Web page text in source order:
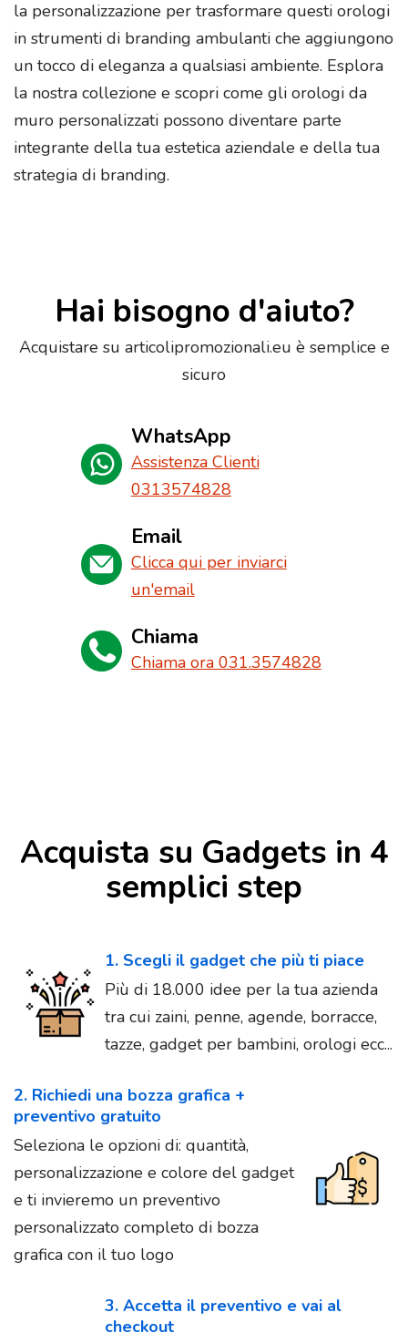
la personalizzazione per trasformare questi orologi
in strumenti di branding ambulanti che aggiungono
un tocco di eleganza a qualsiasi ambiente. Esplora
la nostra collezione e scopri come gli orologi da
muro personalizzati possono diventare parte
integrante della tua estetica aziendale e della tua
strategia di branding.
Hai bisogno d'aiuto?
Acquistare su articolipromozionali.eu è semplice e
sicuro
WhatsApp
Assistenza Clienti
0313574828
Email
Clicca qui per inviarci
un'email
Chiama
Chiama ora 031.3574828
Acquista su Gadgets in 4
semplici step
1. Scegli il gadget che più ti piace
Più di 18.000 idee per la tua azienda
tra cui zaini, penne, agende, borracce,
tazze, gadget per bambini, orologi ecc...
2. Richiedi una bozza grafica +
preventivo gratuito
Seleziona le opzioni di: quantità,
personalizzazione e colore del gadget
e ti invieremo un preventivo
personalizzato completo di bozza
grafica con il tuo logo
3. Accetta il preventivo e vai al
checkout